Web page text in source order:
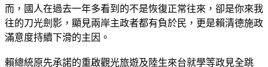
而，國人在過去一年多看到的不是恢復正常往來，卻是你來我
往的刀光劍影，顯見兩岸主政者都有負於民，更是賴清德施政
滿意度持續下滑的主因。
賴總統原先承諾的重啟觀光旅遊及陸生來台就學等政見全跳